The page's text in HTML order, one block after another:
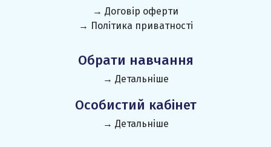
→ Договір оферти
→ Політика приватності
Обрати навчання
→ Детальніше
Особистий кабінет
→ Детальніше